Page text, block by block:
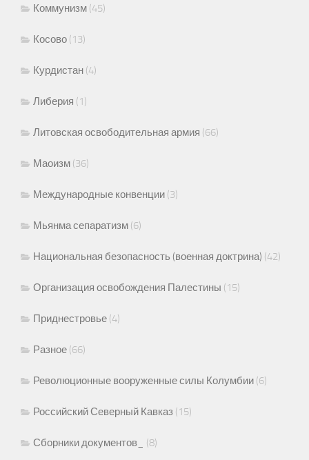
Коммунизм (45)
Косово (13)
Курдистан (4)
Либерия (1)
Литовская освободительная армия (66)
Маоизм (36)
Международные конвенции (3)
Мьянма сепаратизм (6)
Национальная безопасность (военная доктрина) (42)
Организация освобождения Палестины (15)
Приднестровье (4)
Разное (66)
Революционные вооруженные силы Колумбии (6)
Российский Северный Кавказ (15)
Сборники документов_ (8)